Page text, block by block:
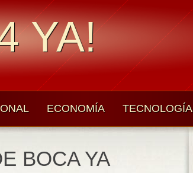
YA!
ECONOMÍA TECNOLOGÍA
BOCA YA